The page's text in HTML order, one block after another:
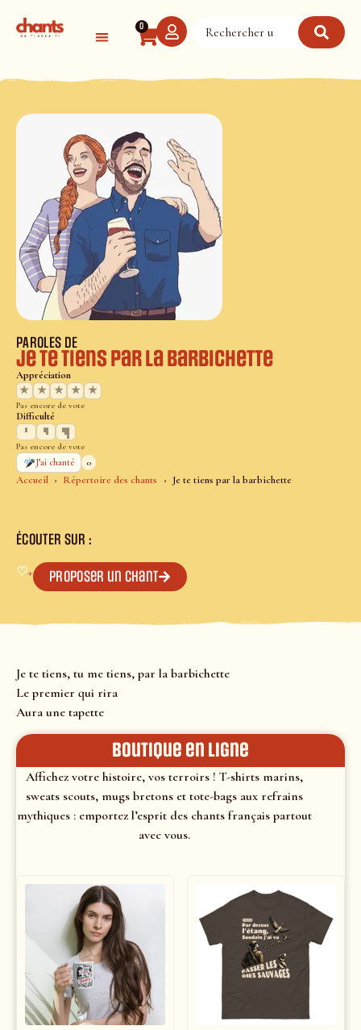
0
Accueil Répertoire des chants Je te tiens par la barbichette
PAROLES DE
Je te tiens par la barbichette
Appréciation
★
★ ★ ★ ★
Pas encore de vote
Difficulté
Pas encore de vote
J’ai chanté
0
ÉCOUTER SUR :
♡+ Proposer un chant
Je te tiens, tu me tiens, par la barbichette
Le premier qui rira
Aura une tapette
Boutique en ligne
Affichez votre histoire, vos terroirs ! T-shirts marins,
sweats scouts, mugs bretons et tote-bags aux refrains
mythiques : emportez l’esprit des chants français partout
avec vous.